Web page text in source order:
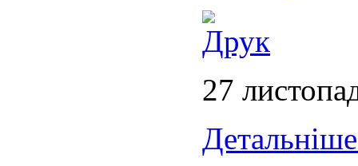
27